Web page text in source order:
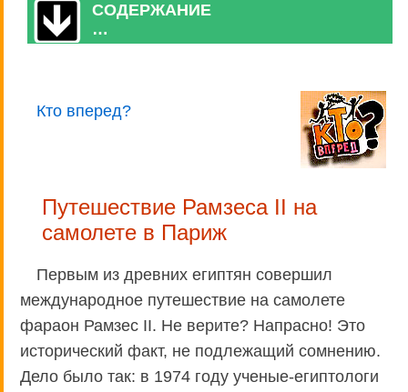
СОДЕРЖАНИЕ
…
Кто вперед?
Путешествие Рамзеса II на
самолете в Париж
Первым из древних египтян совершил
международное путешествие на самолете
фараон Рамзес II. Не верите? Напрасно! Это
исторический факт, не подлежащий сомнению.
Дело было так: в 1974 году ученые-египтологи